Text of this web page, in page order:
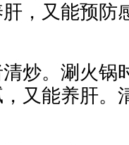
，又能预防
炒。涮火锅
又能养肝。